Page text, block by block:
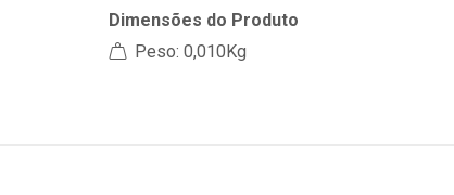
Dimensões do Produto
Peso: 0,010Kg